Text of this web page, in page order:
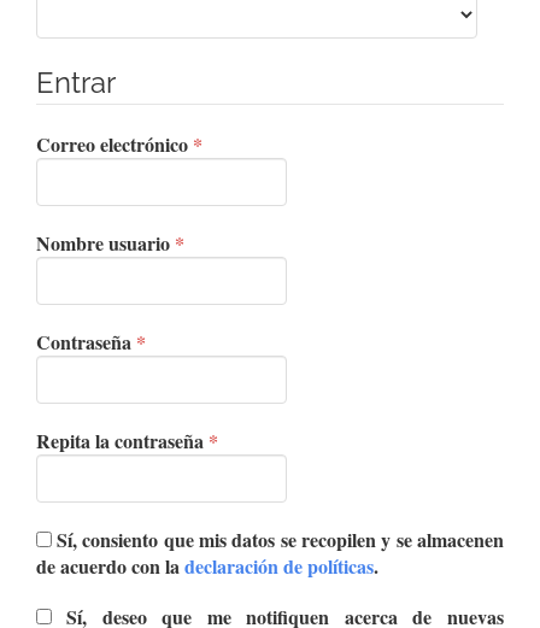
Entrar
Correo electrónico *
Nombre usuario *
Contraseña *
Repita la contraseña *
de acuerdo con ladeclaración de políticas.